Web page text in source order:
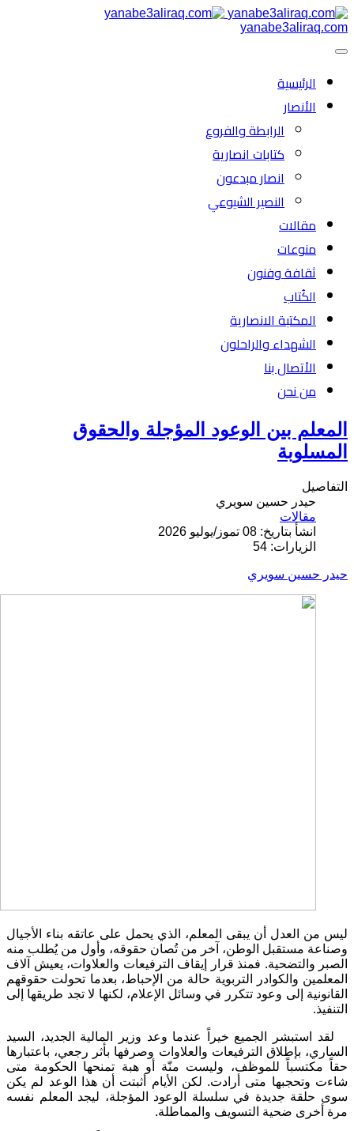
yanabe3aliraq.com
الرئیسية
الأنصار
الرابطة والفروع
كتابات انصارية
انصار مبدعون
النصیر الشیوعي
مقالات
منوعات
ثقافة وفنون
الكُتاب
المكتبة الانصارية
الشهداء والراحلون
الأتصال بنا
من نحن
المعلم بين الوعود المؤجلة والحقوق
المسلوبة
التفاصيل
حيدر حسين سويري
مقالات
انشأ بتاريخ: 08 تموز/يوليو 2026
الزيارات: 54
حيدر حسين سويري
ليس من العدل أن يبقى المعلم، الذي يحمل على عاتقه بناء الأجيال
وصناعة مستقبل الوطن، آخر من تُصان حقوقه، وأول من يُطلب منه
الصبر والتضحية. فمنذ قرار إيقاف الترفيعات والعلاوات، يعيش آلاف
المعلمين والكوادر التربوية حالة من الإحباط، بعدما تحولت حقوقهم
القانونية إلى وعود تتكرر في وسائل الإعلام، لكنها لا تجد طريقها إلى
التنفيذ.
لقد استبشر الجميع خيراً عندما وعد وزير المالية الجديد، السيد
الساري، بإطلاق الترفيعات والعلاوات وصرفها بأثر رجعي، باعتبارها
حقاً مكتسباً للموظف، وليست منّة أو هبة تمنحها الحكومة متى
شاءت وتحجبها متى أرادت. لكن الأيام أثبتت أن هذا الوعد لم يكن
سوى حلقة جديدة في سلسلة الوعود المؤجلة، ليجد المعلم نفسه
مرة أخرى ضحية التسويف والمماطلة.